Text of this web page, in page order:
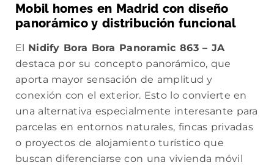
Mobil homes en Madrid con diseño
panorámico y distribución funcional
El Nidify Bora Bora Panoramic 863 – JA
destaca por su concepto panorámico, que
aporta mayor sensación de amplitud y
conexión con el exterior. Esto lo convierte en
una alternativa especialmente interesante para
parcelas en entornos naturales, fincas privadas
o proyectos de alojamiento turístico que
buscan diferenciarse con una vivienda móvil